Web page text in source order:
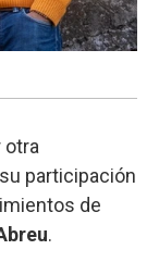
otra
participación
de
.